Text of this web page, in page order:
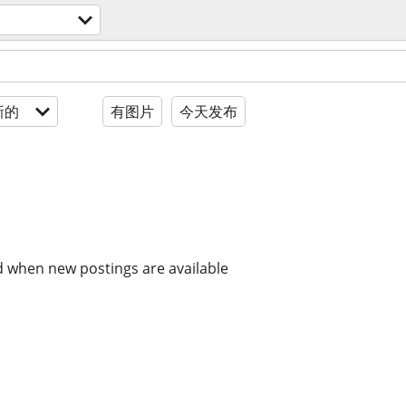
的 有图片 今天发布
new postings are available